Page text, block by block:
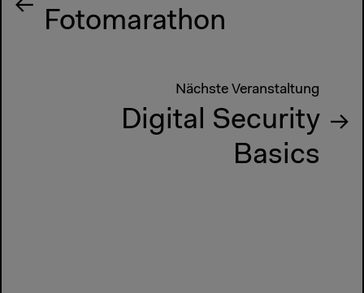
Fotomarathon
Nächste Veranstaltung
Digital Security
Basics